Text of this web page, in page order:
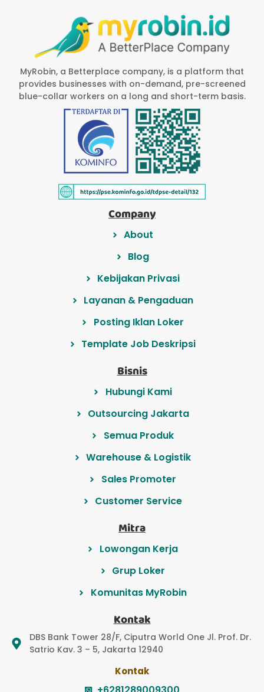
MyRobin, a Betterplace company, is a platform that
provides businesses with on-demand, pre-screened
blue-collar workers on a long and short-term basis.
Company
About
Blog
Kebijakan Privasi
Layanan & Pengaduan
Posting Iklan Loker
Template Job Deskripsi
Bisnis
Hubungi Kami
Outsourcing Jakarta
Semua Produk
Warehouse & Logistik
Sales Promoter
Customer Service
Mitra
Lowongan Kerja
Grup Loker
Komunitas MyRobin
Kontak
DBS Bank Tower 28/F, Ciputra World One Jl. Prof. Dr.
Satrio Kav. 3 – 5, Jakarta 12940
Kontak